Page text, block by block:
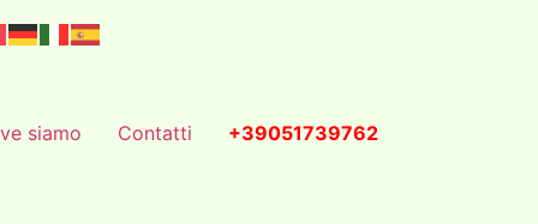
siamo Contatti +39051739762